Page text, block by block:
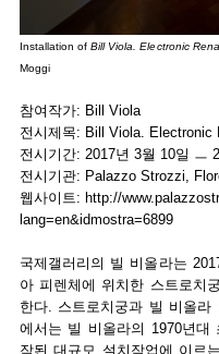
Installation ofBill Viola. Electronic
Moggi
참여작가: Bill Viola
전시제목: Bill Viola. Electronic
전시기간: 2017년 3월 10일 ㅡ
전시기관: Palazzo Strozzi,
웹사이트: http://
lang=en&idmostra=6899
국제갤러리의 빌 비올라는
아 피렌체에 위치한 스트로치
한다. 스트로치궁과 빌 비올
에서는 빌 비올라의 1970년대
작된 대규모 설치작업에 이르